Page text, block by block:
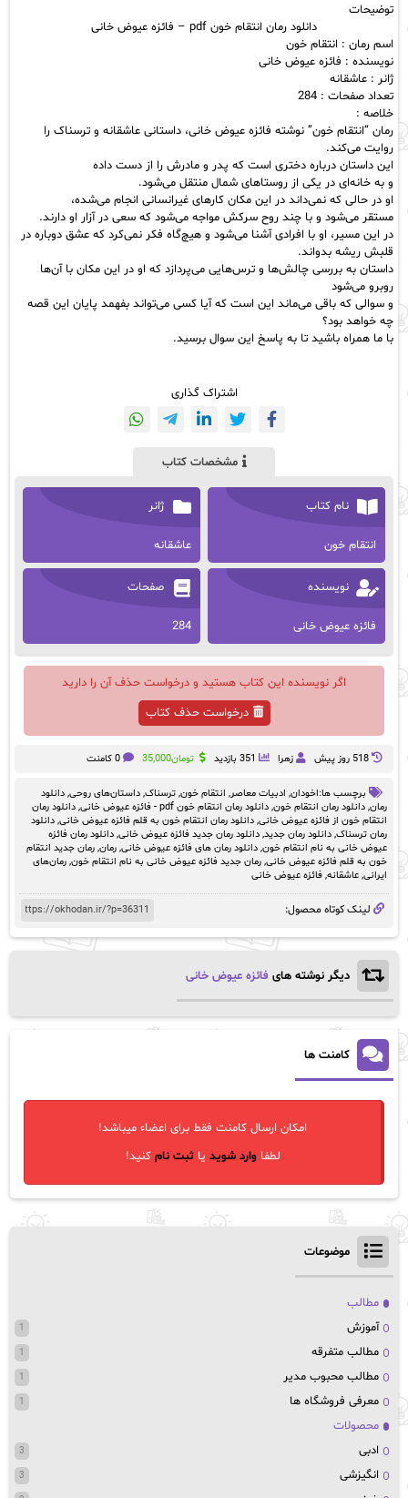
عیوض
عدد
توضیحات
دانلود رمان انتقام خون pdf – فائزه عیوض خانی
اسم رمان : انتقام خون
نویسنده : فائزه عیوض خانی
ژانر : عاشقانه
تعداد صفحات : 284
خلاصه :
رمان “انتقام خون” نوشته فائزه عیوض خانی، داستانی عاشقانه و ترسناک را
روایت می‌کند.
این داستان درباره دختری است که پدر و مادرش را از دست داده
و به خانه‌ای در یکی از روستاهای شمال منتقل می‌شود.
او در حالی که نمی‌داند در این مکان کارهای غیرانسانی انجام می‌شده،
مستقر می‌شود و با چند روح سرکش مواجه می‌شود که سعی در آزار او دارند.
در این مسیر، او با افرادی آشنا می‌شود و هیچ‌گاه فکر نمی‌کرد که عشق دوباره در
قلبش ریشه بدواند.
داستان به بررسی چالش‌ها و ترس‌هایی می‌پردازد که او در این مکان با آن‌ها
روبرو می‌شود
و سوالی که باقی می‌ماند این است که آیا کسی می‌تواند بفهمد پایان این قصه
چه خواهد بود؟
با ما همراه باشید تا به پاسخ این سوال برسید.
اشتراک گذاری
مشخصات کتاب
نام کتاب
انتقام خون
ژانر
عاشقانه
نویسنده
فائزه عیوض خانی
صفحات
284
اگر نویسنده این کتاب هستید و درخواست حذف آن را دارید
درخواست حذف کتاب
518 روز پيش زهرا 351 بازدید تومان35,000 0 کامنت
برچسب ها:اخودان, ادبیات معاصر, انتقام خون, ترسناک, داستان‌های روحی, دانلود
رمان, دانلود رمان انتقام خون, دانلود رمان انتقام خون pdf - فائزه عیوض خانی , دانلود رمان
انتقام خون از فائزه عیوض خانی, دانلود رمان انتقام خون به قلم فائزه عیوض خانی, دانلود
رمان ترسناک, دانلود رمان جدید, دانلود رمان جدید فائزه عیوض خانی, دانلود رمان فائزه
عیوض خانی به نام انتقام خون, دانلود رمان های فائزه عیوض خانی, رمان, رمان جدید انتقام
خون به قلم فائزه عیوض خانی, رمان جدید فائزه عیوض خانی به نام انتقام خون, رمان‌های
ایرانی, عاشقانه, فائزه عیوض خانی
لینک کوتاه محصول:
دیگر نوشته های فائزه عیوض خانی
کامنت ها
امکان ارسال کامنت فقط برای اعضاء میباشد!
لطفاوارد شوید یاثبت نام کنید!
موضوعات
مطالب
آموزش
1
مطالب متفرقه 1
مطالب محبوب مدیر 1
معرفی فروشگاه ها 1
محصولات
ادبی
3
انگیزشی 3